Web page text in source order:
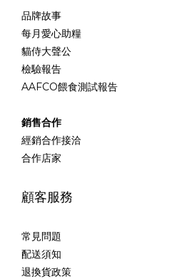
品牌故事
每月愛心助糧
貓侍大聲公
檢驗報告
AAFCO餵食測試報告
銷售合作
經銷合作接洽
合作店家
顧客服務
常見問題
配送須知
退換貨政策